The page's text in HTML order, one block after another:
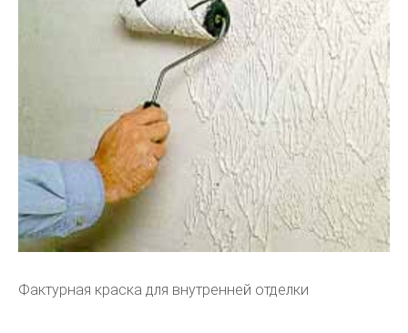
Фактурная краска для внутренней отделки